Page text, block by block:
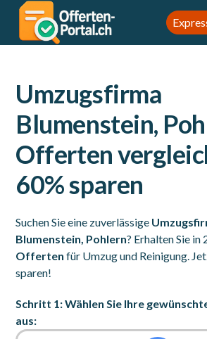
Umzugsfirma
Blumenstein,
Offerten
60% sparen
Suchen Sie eine zuverlässige
Blumenstein, Pohlern? Erhalten Sie in
Offerten für Umzug und Reinigung.
sparen!
Schritt 1: Wählen Sie Ihre
aus: